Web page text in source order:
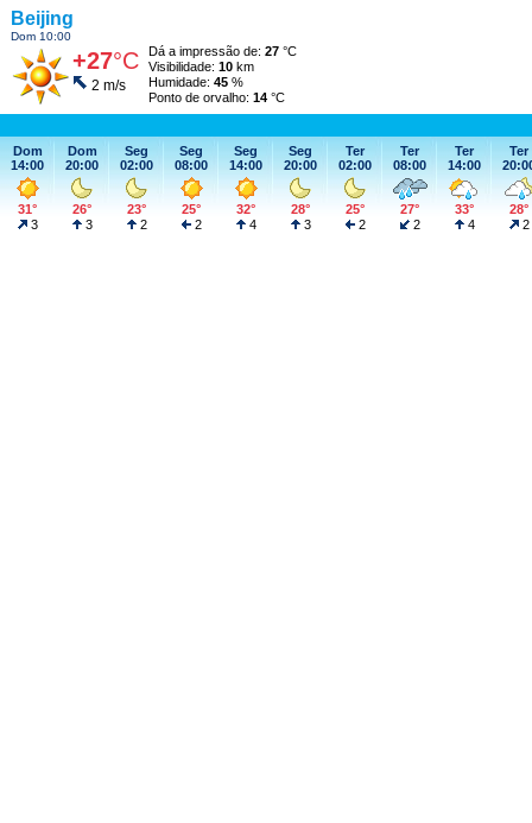
Beijing
Dom 10:00
+27°C
2 m/s
Dá a impressão de: 27 °C
Visibilidade: 10 km
Humidade: 45 %
Ponto de orvalho: 14 °C
Dom
14:00
31°
3
Dom
20:00
26°
3
Seg
02:00
23°
2
Seg
08:00
25°
2
Seg
14:00
32°
4
Seg
20:00
28°
3
Ter
02:00
25°
2
Ter
08:00
27°
2
Ter
14:00
33°
4
Ter
28°
2